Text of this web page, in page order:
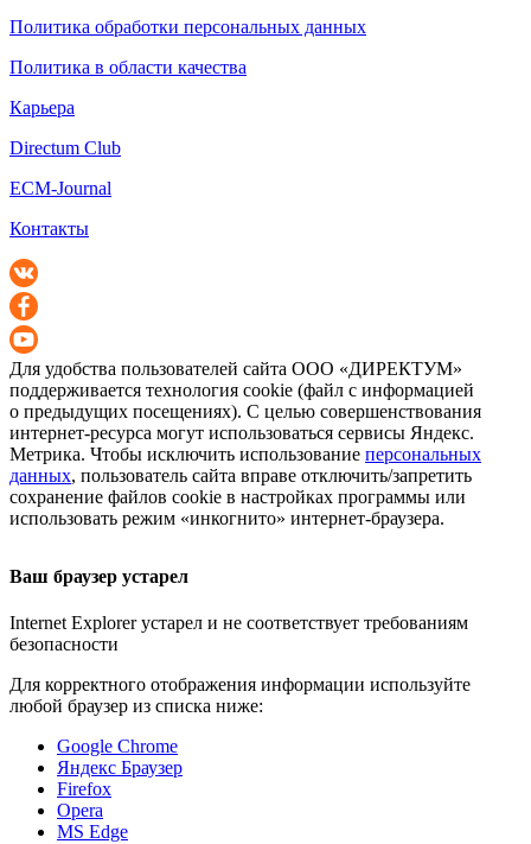
Политика обработки персональных данных
Политика в области качества
Карьера
Directum Club
ECM-Journal
Контакты
Для удобства пользователей сайта ООО «ДИРЕКТУМ»
поддерживается технология cookie (файл с информацией
о предыдущих посещениях). С целью совершенствования
интернет-ресурса могут использоваться сервисы Яндекс.
Метрика. Чтобы исключить использование персональных
данных, пользователь сайта вправе отключить/запретить
сохранение файлов cookie в настройках программы или
использовать режим «инкогнито» интернет-браузера.
Ваш браузер устарел
Internet Explorer устарел и не соответствует требованиям
безопасности
Для корректного отображения информации используйте
любой браузер из списка ниже:
Google Chrome
Яндекс Браузер
Firefox
Opera
MS Edge